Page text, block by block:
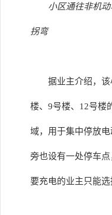
小区通往非机
拐弯
据业主介绍，
楼、9号楼、12号楼
域，用于集中停放
旁也设有一处停车
要充电的业主只能选